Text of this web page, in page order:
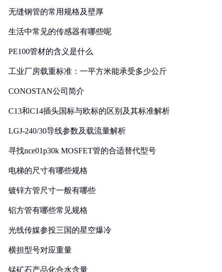
无缝钢管的常用规格及壁厚
生活中常见的传感器有哪些呢
PE100管材的含义是什么
工业厂房载重标准：一平方米能承受多少公斤
CONOSTAN公司简介
C13和C14插头国标与欧标的区别及其标准解析
LGJ-240/30导线参数及载流量解析
寻找nce01p30k MOSFET管的合适替代型号
电梯的尺寸有哪些规格
镀锌方管尺寸一般有哪些
铝方管有哪些常见规格
光线传媒参投三国的星空爆冷
横担型号对应重量
锰矿石产品化合水含量